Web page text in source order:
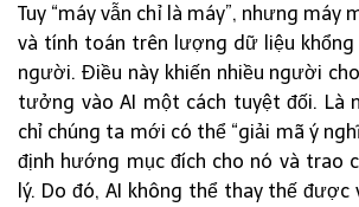
Tuy “máy vẫn chỉ là máy”, nhưng
và tính toán trên lượng dữ liệu khổng
người. Điều này khiến nhiều người
tưởng vào AI một cách tuyệt đối. Là
chỉ chúng ta mới có thể “giải mã ý
định hướng mục đích cho nó và trao
lý. Do đó, AI không thể thay thế